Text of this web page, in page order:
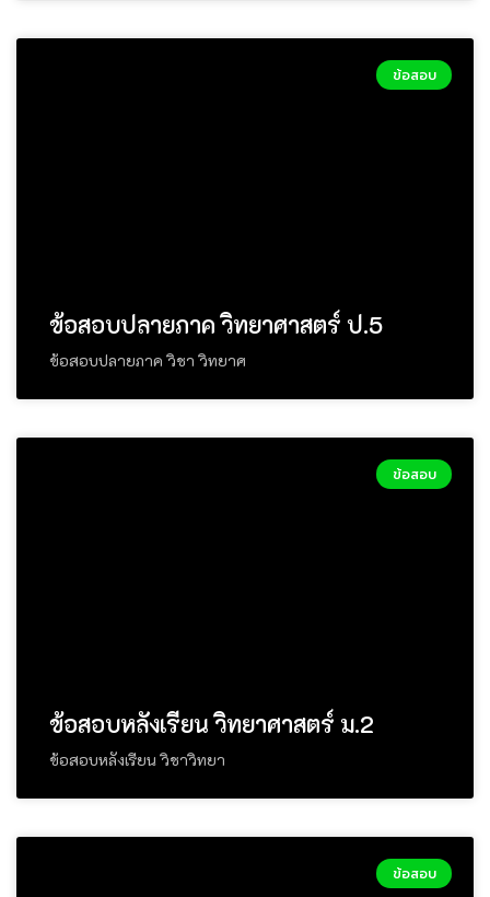
ข้อสอบ
ข้อสอบปลายภาค วิทยาศาสตร์ ป.5
ข้อสอบปลายภาค วิชา วิทยาศ
ข้อสอบ
ข้อสอบหลังเรียน วิทยาศาสตร์ ม.2
ข้อสอบหลังเรียน วิชาวิทยา
ข้อสอบ